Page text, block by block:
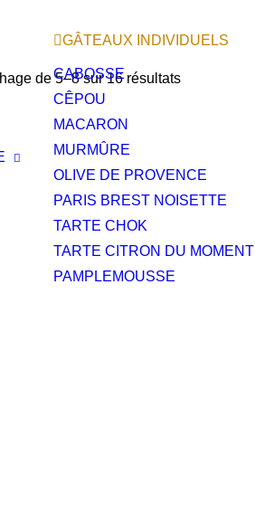
GÂTEAUX INDIVIDUELS
CABOSSE
CÊPOU
MACARON
MURMÛRE
OLIVE DE PROVENCE
PARIS BREST NOISETTE
TARTE CHOK
TARTE CITRON DU MOMENT
PAMPLEMOUSSE
de 5–8 sur 16 résultats